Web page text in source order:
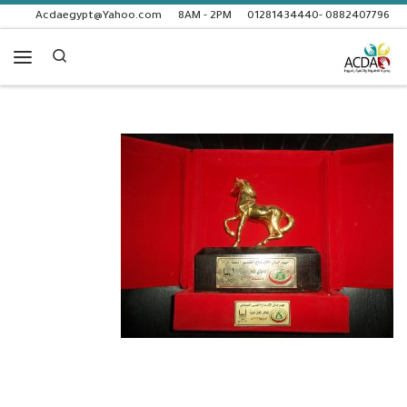
Skip to content
0882407796 -01281434440
8AM - 2PM
Acdaegypt@Yahoo.com
Search